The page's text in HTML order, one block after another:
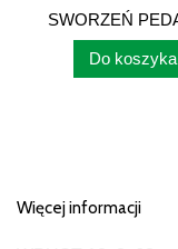
SWORZEŃ
Do koszyka
Więcej informacji